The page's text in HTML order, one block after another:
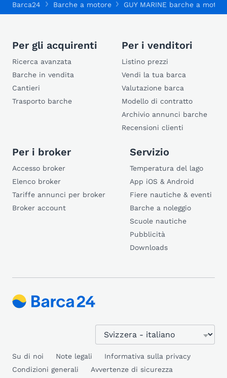
Barca24 Barche a motore GUY MARINE barche a motore
Per gli acquirenti
Ricerca avanzata
Barche in vendita
Cantieri
Trasporto barche
Per i venditori
Listino prezzi
Vendi la tua barca
Valutazione barca
Modello di contratto
Archivio annunci barche
Recensioni clienti
Per i broker
Accesso broker
Elenco broker
Tariffe annunci per broker
Broker account
Servizio
Temperatura del lago
App iOS & Android
Fiere nautiche & eventi
Barche a noleggio
Scuole nautiche
Pubblicità
Downloads
Su di noi Note legali
Informativa sulla privacy
Condizioni generali
Avvertenze di sicurezza